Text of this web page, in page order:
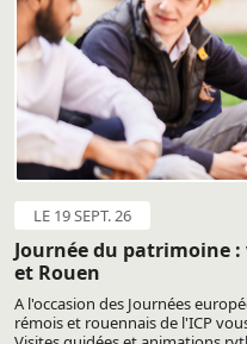
LE 19 SEPT. 26
Journée du patrimoine :
et Rouen
A l'occasion des Journées
rémois et rouennais de l'ICP